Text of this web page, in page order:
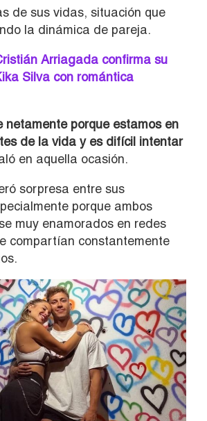
de sus vidas, situación que
la dinámica de pareja.
Arriagada confirma su
Silva con romántica
netamente porque estamos en
de la vida y es difícil intentar
en aquella ocasión.
sorpresa entre sus
porque ambos
muy enamorados en redes
compartían constantemente